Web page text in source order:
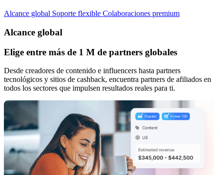
Alcance global Soporte flexible Colaboraciones premium
Alcance global
Elige entre más de 1 M de partners globales
Desde creadores de contenido e influencers hasta partners
tecnológicos y sitios de cashback, encuentra partners de afiliados en
todos los sectores que impulsen resultados reales para ti.